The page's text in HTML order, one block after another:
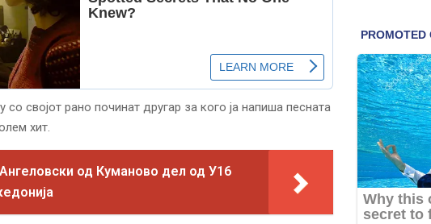
својот рано починат другар за кого ја напиша песната
хит.
од Куманово дел од У16